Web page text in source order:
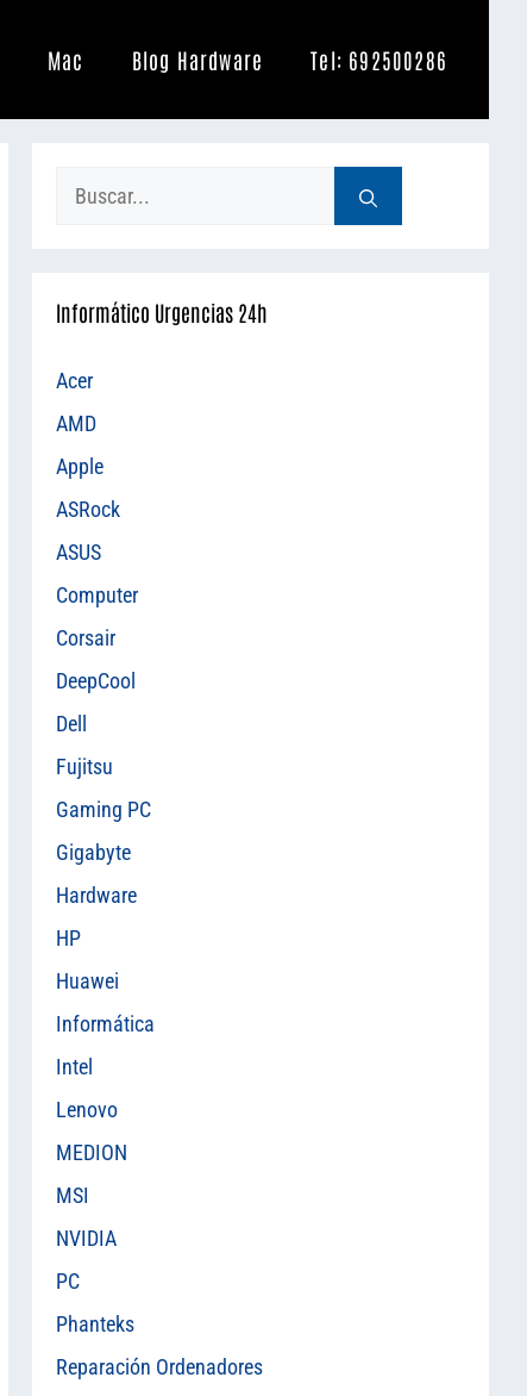
Mac Blog Hardware Tel: 692500286
Informático Urgencias 24h
Acer
AMD
Apple
ASRock
ASUS
Computer
Corsair
DeepCool
Dell
Fujitsu
Gaming PC
Gigabyte
Hardware
HP
Huawei
Informática
Intel
Lenovo
MEDION
MSI
NVIDIA
PC
Phanteks
Reparación Ordenadores